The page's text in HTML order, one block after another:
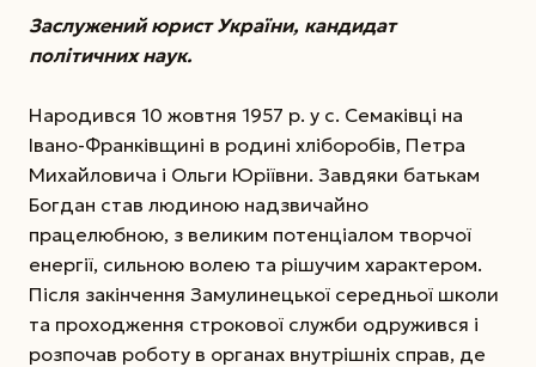
Заслужений юрист України, кандидат
політичних наук.
Народився 10 жовтня 1957 р. у с. Семаківці на
Івано-Франківщині в родині хліборобів, Петра
Михайловича і Ольги Юріївни. Завдяки батькам
Богдан cтав людиною надзвичайно
працелюбною, з великим потенціалом творчої
енергії, сильною волею та рішучим характером.
Після закінчення Замулинецької середньої школи
та проходження строкової служби одружився і
розпочав роботу в органах внутрішніх справ, де